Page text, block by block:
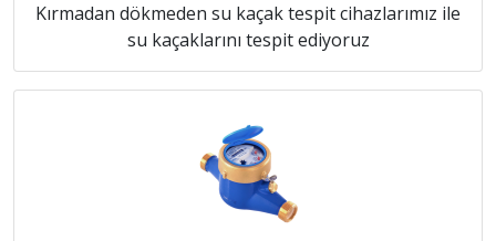
Kırmadan dökmeden su kaçak tespit cihazlarımız ile
su kaçaklarını tespit ediyoruz